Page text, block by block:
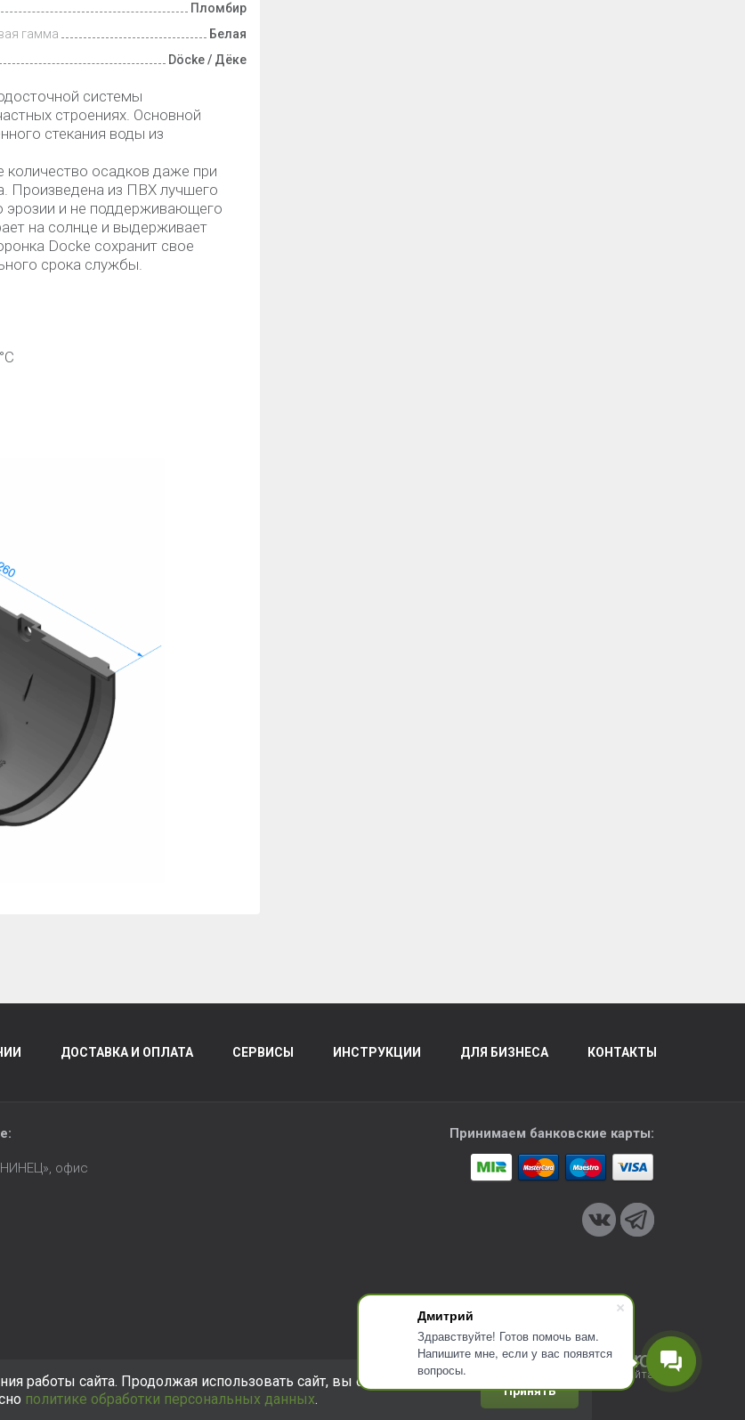
Дмитрий
Здравствуйте! Готов помочь вам.
Напишите мне, если у вас появятся
вопросы.
Пломбир
гамма
Белая
Döcke / Дёке
системы
строениях. Основной
стекания воды из
количество осадков даже при
Произведена из ПВХ лучшего
эрозии и не поддерживающего
на солнце и выдерживает
Docke сохранит свое
срока службы.
ДОСТАВКА И ОПЛАТА СЕРВИСЫ ИНСТРУКЦИИ ДЛЯ БИЗНЕСА КОНТАКТЫ
:
офис
Принимаем банковские карты:
Разработка сайта
работы сайта. Продолжая использовать сайт, вы соглашаетесь с
политике обработки персональных данных.
Принять